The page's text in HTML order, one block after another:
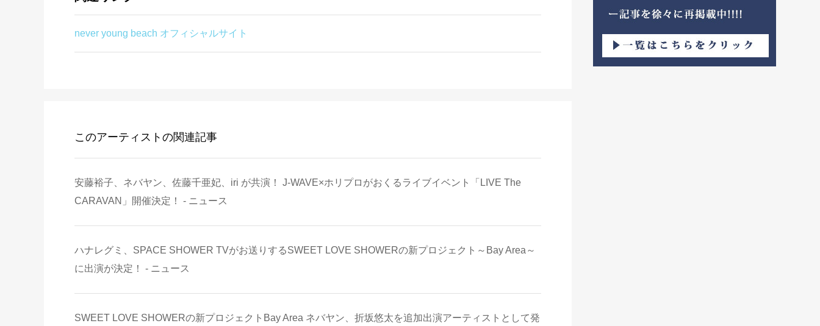
never young beach オフィシャルサイト
このアーティストの関連記事
安藤裕子、ネバヤン、佐藤千亜妃、iri が共演！ J-WAVE×ホリプロがおくるライブイベント「LIVE The
CARAVAN」開催決定！ - ニュース
ハナレグミ、SPACE SHOWER TVがお送りするSWEET LOVE SHOWERの新プロジェクト～Bay Area～
に出演が決定！ - ニュース
SWEET LOVE SHOWERの新プロジェクトBay Area ネバヤン、折坂悠太を追加出演アーティストとして発